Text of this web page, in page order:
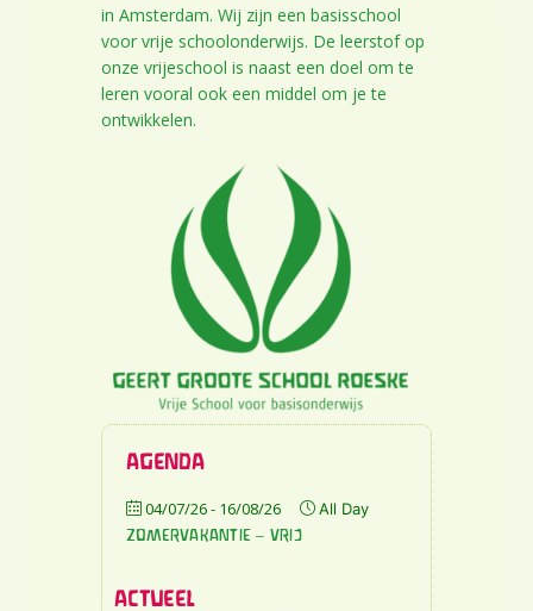
in Amsterdam. Wij zijn een basisschool
voor vrije schoolonderwijs. De leerstof op
onze vrijeschool is naast een doel om te
leren vooral ook een middel om je te
ontwikkelen.
AGENDA
04/07/26- 16/08/26 All Day
ZOMERVAKANTIE – VRIJ
ACTUEEL